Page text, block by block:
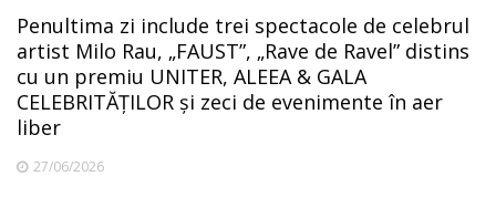
Penultima zi include trei spectacole de celebrul
artist Milo Rau, „FAUST”, „Rave de Ravel” distins
cu un premiu UNITER, ALEEA & GALA
CELEBRITĂȚILOR și zeci de evenimente în aer
liber
27/06/2026